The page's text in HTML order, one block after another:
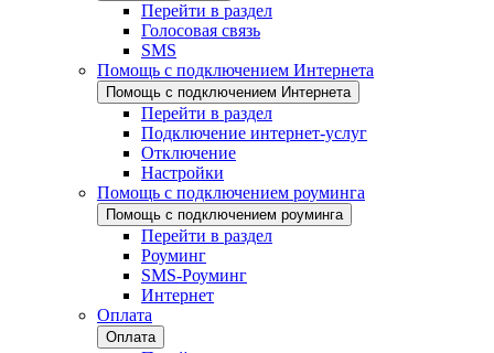
Перейти в раздел
Голосовая связь
SMS
Помощь с подключением Интернета
Помощь с подключением Интернета
Перейти в раздел
Подключение интернет-услуг
Отключение
Настройки
Помощь с подключением роуминга
Помощь с подключением роуминга
Перейти в раздел
Роуминг
SMS-Роуминг
Интернет
Оплата
Оплата